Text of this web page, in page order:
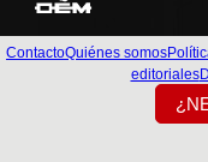
ContactoQuiénes somos
editoriales